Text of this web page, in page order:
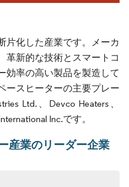
片化した産業です。メーカ
革新的な技術とスマートコ
効率の高い製品を製造して
ースヒーターの主要プレー
Ltd.、Devco Heaters、
Inc.です。
産業のリーダー企業